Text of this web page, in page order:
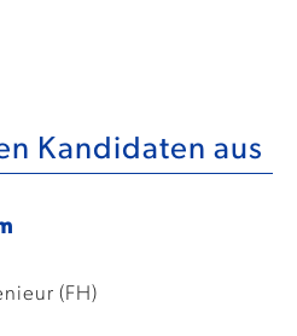
Kandidaten aus
(FH)